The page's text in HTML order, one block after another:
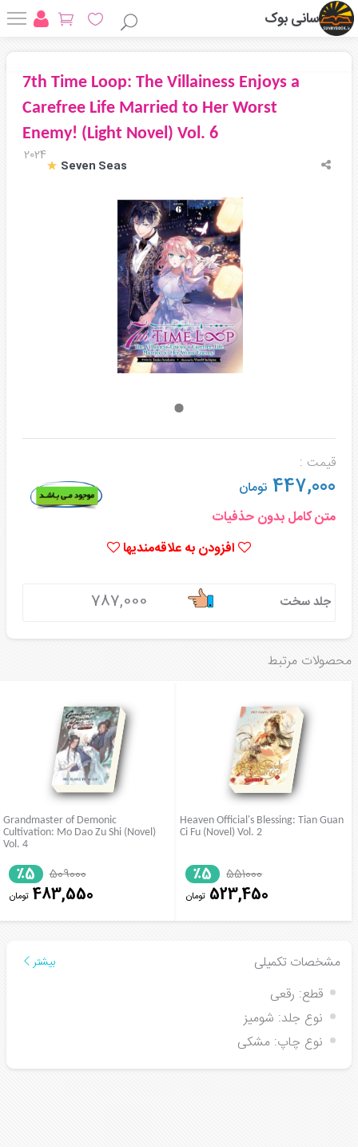
سانی بوک
7th Time Loop: The Villainess Enjoys a
Carefree Life Married to Her Worst
Enemy! (Light Novel) Vol. 6
2024
Seven Seas
قیمت :
447,000 تومان
متن کامل بدون حذفیات
افزودن به علاقه‌مندیها
جلد سخت 787,000
محصولات مرتبط
Heaven Official's Blessing: Tian Guan
Ci Fu (Novel) Vol. 2
551000
٪5
523,450 تومان
Grandmaster of Demonic
Cultivation: Mo Dao Zu Shi (Novel)
Vol. 4
509000
٪5
483,550 تومان
مشخصات تکمیلی بیشتر
قطع: رقعی
نوع جلد: شومیز
نوع چاپ: مشکی